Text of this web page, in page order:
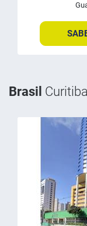
Brasil Curitiba